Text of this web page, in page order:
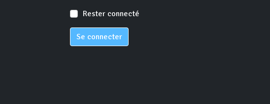
Rester connecté
Se connecter